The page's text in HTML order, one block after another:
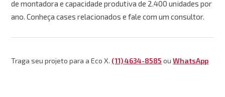
de montadora e capacidade produtiva de 2.400 unidades por
ano. Conheça cases relacionados e fale com um consultor.
Traga seu projeto para a Eco X. (11) 4634-8585 ouWhatsApp